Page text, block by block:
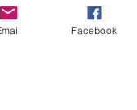
possible, mais
Grâce aux
Facebook